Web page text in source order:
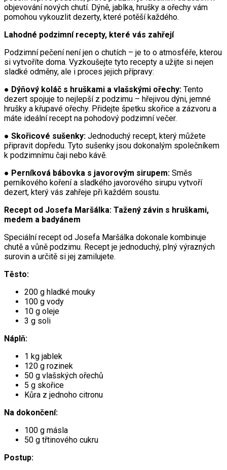
objevování nových chutí. Dýně, jablka, hrušky a ořechy vám
pomohou vykouzlit dezerty, které potěší každého.
Lahodné podzimní recepty, které vás zahřejí
Podzimní pečení není jen o chutích – je to o atmosféře, kterou
si vytvoříte doma. Vyzkoušejte tyto recepty a užijte si nejen
sladké odměny, ale i proces jejich přípravy:
● Dýňový koláč s hruškami a vlašskými ořechy: Tento
dezert spojuje to nejlepší z podzimu – hřejivou dýni, jemné
hrušky a křupavé ořechy. Přidejte špetku skořice a zázvoru a
máte ideální recept na pohodový podzimní večer.
● Skořicové sušenky: Jednoduchý recept, který můžete
připravit dopředu. Tyto sušenky jsou dokonalým společníkem
k podzimnímu čaji nebo kávě.
● Perníková bábovka s javorovým sirupem: Směs
perníkového koření a sladkého javorového sirupu vytvoří
dezert, který vás zahřeje při každém soustu.
Recept od Josefa Maršálka: Tažený závin s hruškami,
medem a badyánem
Speciální recept od Josefa Maršálka dokonale kombinuje
chutě a vůně podzimu. Recept je jednoduchý, plný výrazných
surovin a určitě si jej zamilujete.
Těsto:
200 g hladké mouky
100 g vody
10 g oleje
3 g soli
Náplň:
1 kg jablek
120 g rozinek
50 g vlašských ořechů
5 g skořice
Kůra z jednoho citronu
Na dokončení:
100 g másla
50 g třtinového cukru
Postup: